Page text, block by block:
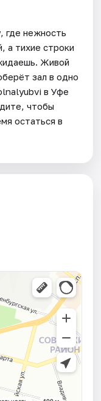
где нежность
а тихие строки
Живой
зал в одно
в Уфе
чтобы
остаться в